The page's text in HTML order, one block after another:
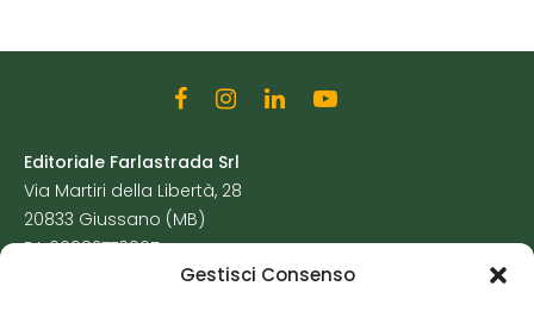
Gestisci Consenso
Editoriale Farlastrada Srl
Via Martiri della Libertà, 28
20833 Giussano (MB)
P.I. 06982770965